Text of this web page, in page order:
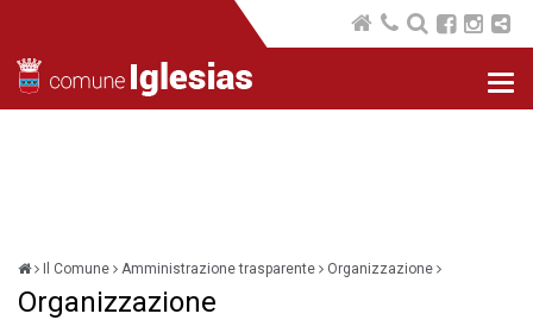
Il Comune Amministrazione trasparente Organizzazione
Organizzazione